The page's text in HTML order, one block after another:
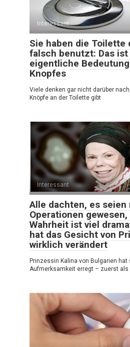
Interessant
Sie haben die Toilette
falsch benutzt: Das
eigentliche
Knopfes
Viele denken gar nicht darüber
Knöpfe an der Toilette gibt
Interessant
Alle dachten, es
Operationen
Wahrheit ist viel
hat das Gesicht von
wirklich verändert
Prinzessin Kalina von Bulgarien
Aufmerksamkeit erregt – zuerst als